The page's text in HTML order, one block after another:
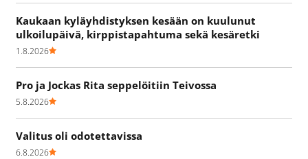
Kaukaan kyläyhdistyksen kesään on kuulunut
ulkoilupäivä, kirppistapahtuma sekä kesäretki
1.8.2026
Pro ja Jockas Rita seppelöitiin Teivossa
5.8.2026
Valitus oli odotettavissa
6.8.2026